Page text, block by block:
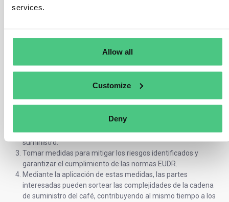
services.
Allow all
Customize
Deny
Respetar las normas de uso del suelo y los derechos laborales
cumplimiento de la EUDR en el café
café regulado por la EUDR deben presentar una declaración de
Evaluar los riesgosde incumplimiento en la cadena de
suministro.
Tomar medidas para mitigar los riesgos identificados y
garantizar el cumplimiento de las normas EUDR.
Mediante la aplicación de estas medidas, las partes
interesadas pueden sortear las complejidades de la cadena
de suministro del café, contribuyendo al mismo tiempo a los